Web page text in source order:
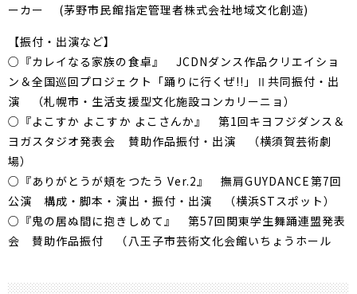
ーカー (茅野市民館指定管理者株式会社地域文化創造)
【振付・出演など】
○『カレイなる家族の食卓』 JCDNダンス作品クリエイショ
ン＆全国巡回プロジェクト「踊りに行くぜ!!」Ⅱ共同振付・出
演 （札幌市・生活支援型文化施設コンカリーニョ）
○『よこすか よこすか よこさんか』 第1回キヨフジダンス＆
ヨガスタジオ発表会 賛助作品振付・出演 （横須賀芸術劇
場）
○『ありがとうが頬をつたう Ver.2』 撫肩GUYDANCE第7回
公演 構成・脚本・演出・振付・出演 （横浜STスポット）
○『鬼の居ぬ間に抱きしめて』 第57回関東学生舞踊連盟発表
会 賛助作品振付 （八王子市芸術文化会館いちょうホール